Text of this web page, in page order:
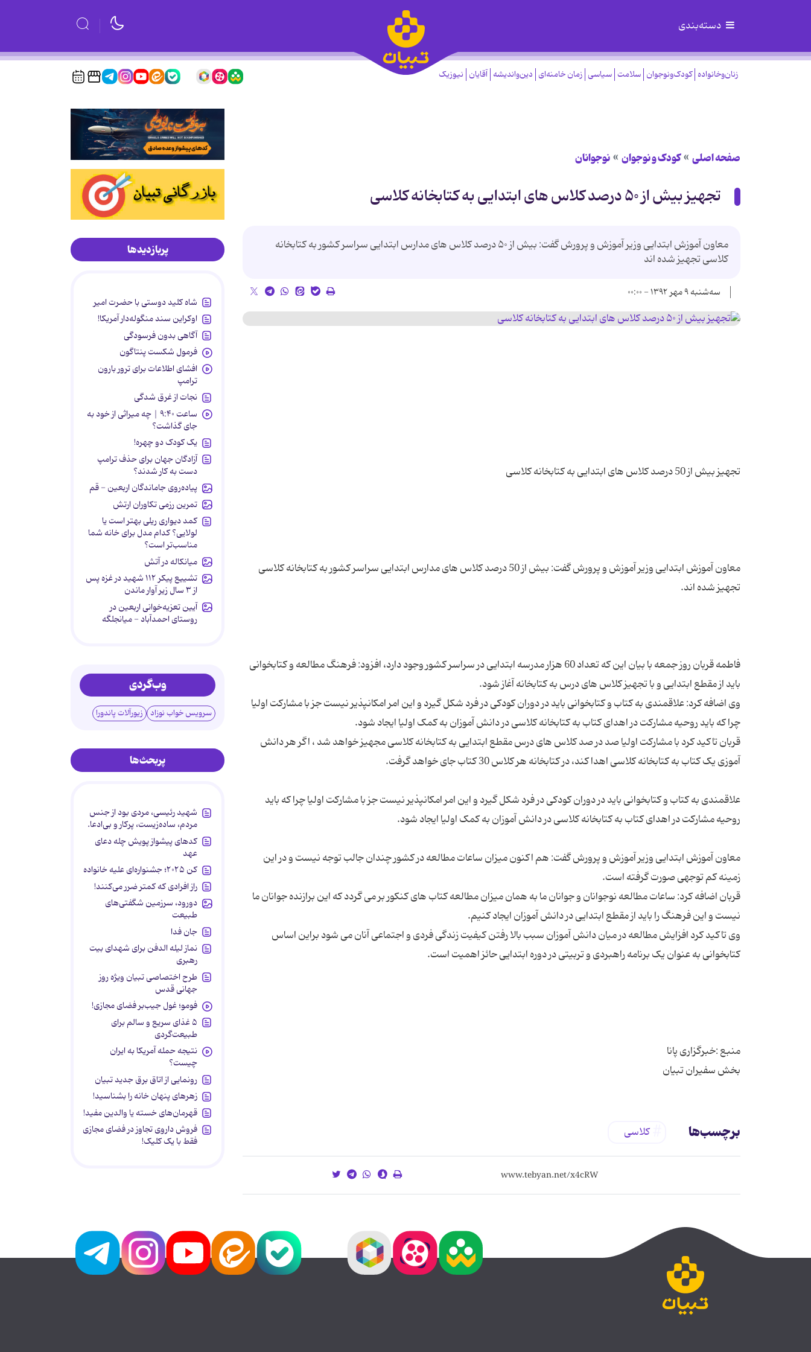
دسته‌بندی
زنان‌وخانواده کودک‌ونوجوان سلامت سیاسی زمان خامنه‌ای دین‌واندیشه آقایان نیوزیک
صفحه اصلی کودک و نوجوان نوجوانان
تجهیز بیش از ۵۰ درصد کلاس های ابتدایی به کتابخانه کلاسی
معاون آموزش ابتدایی وزیر آموزش و پرورش گفت: بیش از ۵۰ درصد کلاس های مدارس ابتدایی سراسر کشور به کتابخانه
کلاسی تجهیز شده اند
سه‌شنبه ۹ مهر ۱۳۹۲ - ۰۰:۰۰
معاون آموزش ابتدایی وزیر آموزش و پرورش گفت: بیش از 50 درصد کلاس های مدارس ابتدایی سراسر کشور به کتابخانه کلاسی
فاطمه قربان روز جمعه با بیان این که تعداد 60 هزار مدرسه ابتدایی در سراسر کشور وجود دارد، افزود: فرهنگ مطالعه و کتابخوانی
وی اضافه کرد: علاقمندی به کتاب و کتابخوانی باید در دوران کودکی در فرد شکل گیرد و این امر امکانپذیر نیست جز با مشارکت اولیا
قربان تاکید کرد با مشارکت اولیا صد در صد کلاس های درس مقطع ابتدایی به کتابخانه کلاسی مجهیز خواهد شد ، اگر هر دانش
علاقمندی به کتاب و کتابخوانی باید در دوران کودکی در فرد شکل گیرد و این امر امکانپذیر نیست جز با مشارکت اولیا چرا که باید
معاون آموزش ابتدایی وزیر آموزش و پرورش گفت: هم اکنون میزان ساعات مطالعه در کشور چندان جالب توجه نیست و در این
قربان اضافه کرد: ساعات مطالعه نوجوانان و جوانان ما به همان میزان مطالعه کتاب های کنکور بر می گردد که این برازنده جوانان ما
وی تاکید کرد افزایش مطالعه در میان دانش آموزان سبب بالا رفتن کیفیت زندگی فردی و اجتماعی آنان می شود براین اساس
بخش سفیران تبیان
برچسب‌ها کلاسی
پربازدیدها
شاه کلید دوستی با حضرت امیر
اوکراین سند منگوله‌دار آمریکا!
آگاهی بدون فرسودگی
فرمول شکست پنتاگون
افشای اطلاعات برای ترور بارون
ترامپ
نجات از غرق شدگی
ساعت ۹:۴۰ | چه میراثی از خود به
جای گذاشت؟
یک کودک دو چهره!
آزادگان جهان برای حذف ترامپ
دست به کار شدند؟
پیاده‌روی جاماندگان اربعین - قم
تمرین رزمی تکاوران ارتش
کمد دیواری ریلی بهتر است یا
لولایی؟ کدام مدل برای خانه شما
مناسب‌تر است؟
میانکاله در آتش
تشییع پیکر ۱۱۲ شهید در غزه پس
از ۳ سال زیر آوار ماندن
آیین تعزیه‌خوانی اربعین در
روستای احمدآباد - میانجلگه
وب‌گردی
سرویس خواب نوزاد زیورآلات پاندورا
پربحث‌ها
شهید رئیسی، مردی بود از جنس
مردم، ساده‌زیست، پرکار و بی‌ادعا.
کدهای پیشواز پویش چله دعای
عهد
کن ۲۰۲۵؛ جشنواره‌ای علیه خانواده
راز افرادی که کمتر ضرر می‌کنند!
دورود، سرزمین شگفتی‌های
طبیعت
جان فدا
نماز لیله الدفن برای شهدای بیت
رهبری
طرح اختصاصی تبیان ویژه روز
جهانی قدس
فومو؛ غول جیب‌بر فضای مجازی!
۵ غذای سریع و سالم برای
طبیعت‌گردی
نتیجه حمله آمریکا به ایران
چیست؟
رونمایی از اتاق برق جدید تبیان
زهرهای پنهان خانه را بشناسید!
قهرمان‌های خسته یا والدین مفید!
فروش داروی تجاوز در فضای مجازی
فقط با یک کلیک!